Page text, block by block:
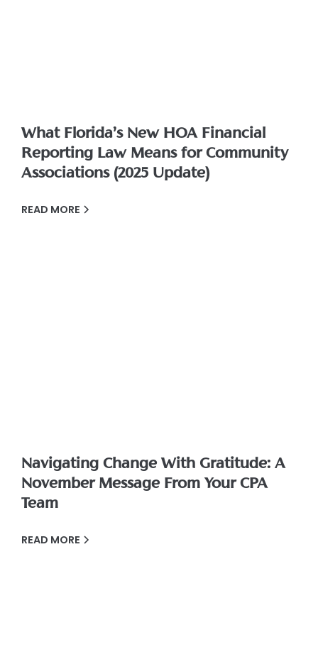
What Florida’s New HOA Financial
Reporting Law Means for Community
Associations (2025 Update)
READ MORE
Navigating Change With Gratitude: A
November Message From Your CPA
Team
READ MORE